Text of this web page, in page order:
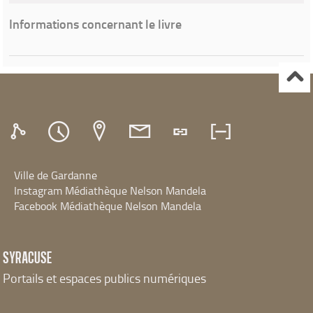
Informations concernant le livre
Ville de Gardanne
Instagram Médiathèque Nelson Mandela
Facebook Médiathèque Nelson Mandela
SYRACUSE
Portails et espaces publics numériques